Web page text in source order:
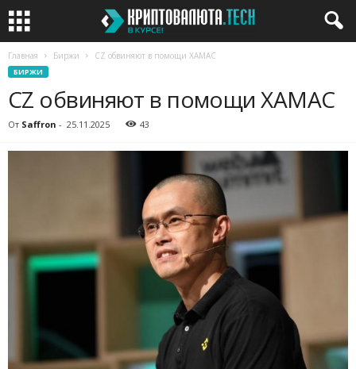
Главная Биржи CZ обвиняют в помощи ХАМАС
БИРЖИ
CZ обвиняют в помощи ХАМАС
От Saffron - 25.11.2025 43